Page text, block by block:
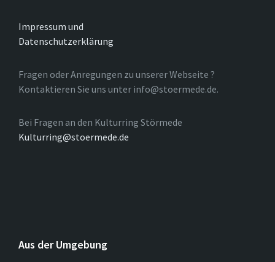
Impressum und
Datenschutzerklärung
Fragen oder Anregungen zu unserer Webseite ?
Kontaktieren Sie uns unter info@stoermede.de.
Bei Fragen an den Kulturring Störmede
Kulturring@stoermede.de
Aus der Umgebung